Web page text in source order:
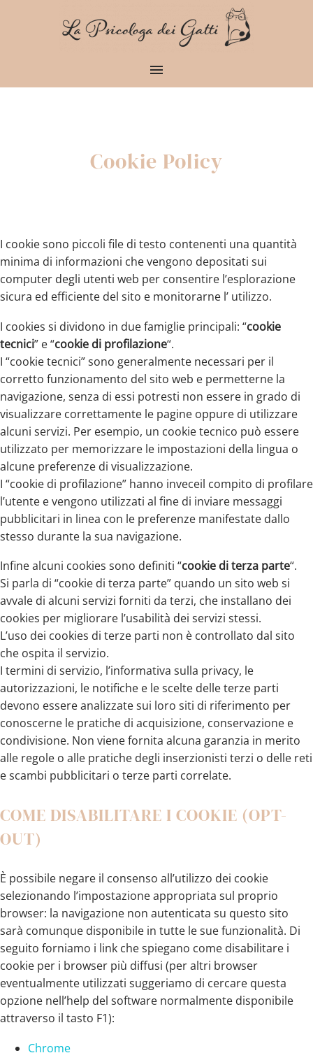
Cookie Policy
I cookie sono piccoli file di testo contenenti una quantità
minima di informazioni che vengono depositati sui
computer degli utenti web per consentire l’esplorazione
sicura ed efficiente del sito e monitorarne l’ utilizzo.
I cookies si dividono in due famiglie principali: “cookie
tecnici” e “cookie di profilazione“.
I “cookie tecnici” sono generalmente necessari per il
corretto funzionamento del sito web e permetterne la
navigazione, senza di essi potresti non essere in grado di
visualizzare correttamente le pagine oppure di utilizzare
alcuni servizi. Per esempio, un cookie tecnico può essere
utilizzato per memorizzare le impostazioni della lingua o
alcune preferenze di visualizzazione.
I “cookie di profilazione” hanno inveceil compito di profilare
l’utente e vengono utilizzati al fine di inviare messaggi
pubblicitari in linea con le preferenze manifestate dallo
stesso durante la sua navigazione.
Infine alcuni cookies sono definiti “cookie di terza parte“.
Si parla di “cookie di terza parte” quando un sito web si
avvale di alcuni servizi forniti da terzi, che installano dei
cookies per migliorare l’usabilità dei servizi stessi.
L’uso dei cookies di terze parti non è controllato dal sito
che ospita il servizio.
I termini di servizio, l’informativa sulla privacy, le
autorizzazioni, le notifiche e le scelte delle terze parti
devono essere analizzate sui loro siti di riferimento per
conoscerne le pratiche di acquisizione, conservazione e
condivisione. Non viene fornita alcuna garanzia in merito
alle regole o alle pratiche degli inserzionisti terzi o delle reti
e scambi pubblicitari o terze parti correlate.
COME DISABILITARE I COOKIE (OPT-
OUT)
È possibile negare il consenso all’utilizzo dei cookie
selezionando l’impostazione appropriata sul proprio
browser: la navigazione non autenticata su questo sito
sarà comunque disponibile in tutte le sue funzionalità. Di
seguito forniamo i link che spiegano come disabilitare i
cookie per i browser più diffusi (per altri browser
eventualmente utilizzati suggeriamo di cercare questa
opzione nell’help del software normalmente disponibile
attraverso il tasto F1):
Chrome